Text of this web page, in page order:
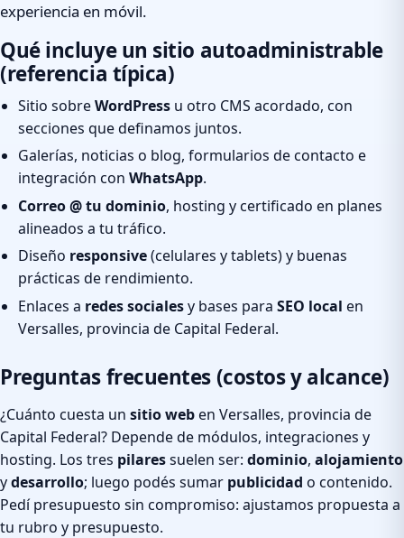
experiencia en móvil.
Qué incluye un sitio autoadministrable
(referencia típica)
Sitio sobreWordPress u otro CMS acordado, con
secciones que definamos juntos.
Galerías, noticias o blog, formularios de contacto e
integración con WhatsApp.
Correo @ tu dominio, hosting y certificado en planes
alineados a tu tráfico.
Diseño responsive(celulares y tablets) y buenas
prácticas de rendimiento.
Enlaces a redes socialesy bases para SEO local en
Versalles, provincia de Capital Federal.
Preguntas frecuentes (costos y alcance)
¿Cuánto cuesta un sitio weben Versalles, provincia de
Capital Federal? Depende de módulos, integraciones y
hosting. Los tres pilaressuelen ser: dominio, alojamiento
ydesarrollo; luego podés sumar publicidad o contenido.
Pedí presupuesto sin compromiso: ajustamos propuesta a
tu rubro y presupuesto.